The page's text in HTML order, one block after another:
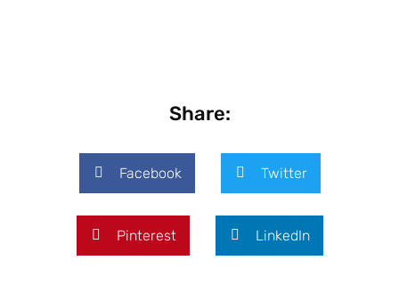
Share:
Facebook Twitter
Pinterest LinkedIn